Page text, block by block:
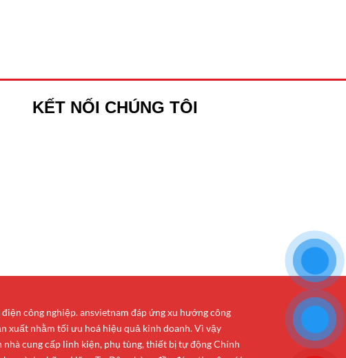
KẾT NỐI CHÚNG TÔI
công nghiệp. ansvietnam đáp ứng xu hướng công
xuất nhằm tối ưu hoá hiệu quả kinh doanh. Vì vậy
cung cấp linh kiện, phụ tùng, thiết bị tự động Chính